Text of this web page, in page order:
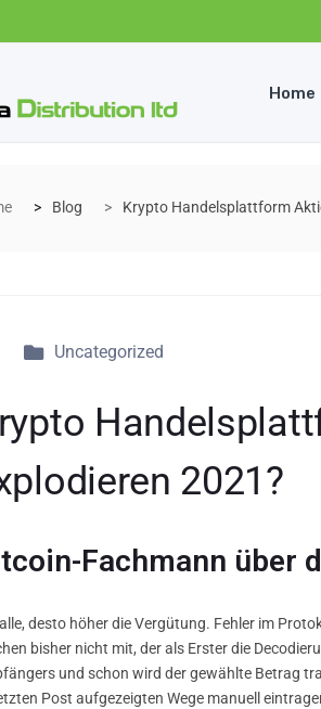
Home
Blog Krypto Handelsplattform
Uncategorized
2021?
Fachmann über
desto höher die Vergütung. Fehler im
bisher nicht mit, der als Erster die
und schon wird der gewählte Betrag
Post aufgezeigten Wege manuell